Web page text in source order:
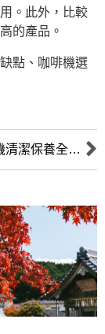
。此外，比較
的產品。
點 、 咖啡機選
全自動咖啡機清潔保養全攻略：延長壽命與咖啡風味